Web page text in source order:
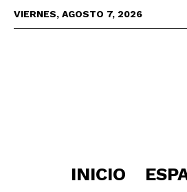
VIERNES, AGOSTO 7, 2026
INICIO